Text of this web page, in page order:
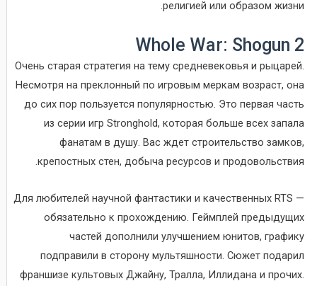
религией или образом жизни.
Whole War: Shogun 2
Очень старая стратегия на тему средневековья и рыцарей.
Несмотря на преклонный по игровым меркам возраст, она
до сих пор пользуется популярностью. Это первая часть
из серии игр Stronghold, которая больше всех запала
фанатам в душу. Вас ждет строительство замков,
крепостных стен, добыча ресурсов и продовольствия.
Для любителей научной фантастики и качественных RTS —
обязательно к прохождению. Геймплей предыдущих
частей дополнили улучшением юнитов, графику
подправили в сторону мультяшности. Сюжет подарил
франшизе культовых Джайну, Тралла, Иллидана и прочих.